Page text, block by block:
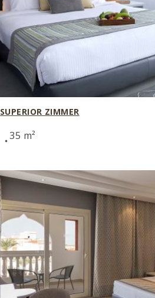
SUPERIOR ZIMMER
35 m²